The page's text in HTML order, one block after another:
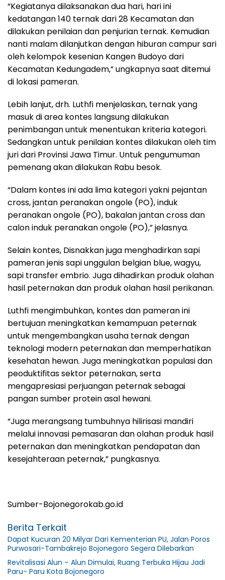
“Kegiatanya dilaksanakan dua hari, hari ini
kedatangan 140 ternak dari 28 Kecamatan dan
dilakukan penilaian dan penjurian ternak. Kemudian
nanti malam dilanjutkan dengan hiburan campur sari
oleh kelompok kesenian Kangen Budoyo dari
Kecamatan Kedungadem,” ungkapnya saat ditemui
di lokasi pameran.
Lebih lanjut, drh. Luthfi menjelaskan, ternak yang
masuk di area kontes langsung dilakukan
penimbangan untuk menentukan kriteria kategori.
Sedangkan untuk penilaian kontes dilakukan oleh tim
juri dari Provinsi Jawa Timur. Untuk pengumuman
pemenang akan dilakukan Rabu besok.
“Dalam kontes ini ada lima kategori yakni pejantan
cross, jantan peranakan ongole (PO), induk
peranakan ongole (PO), bakalan jantan cross dan
calon induk peranakan ongole (PO),” jelasnya.
Selain kontes, Disnakkan juga menghadirkan sapi
pameran jenis sapi unggulan belgian blue, wagyu,
sapi transfer embrio. Juga dihadirkan produk olahan
hasil peternakan dan produk olahan hasil perikanan.
Luthfi mengimbuhkan, kontes dan pameran ini
bertujuan meningkatkan kemampuan peternak
untuk mengembangkan usaha ternak dengan
teknologi modern peternakan dan memperhatikan
kesehatan hewan. Juga meningkatkan populasi dan
peoduktifitas sektor peternakan, serta
mengapresiasi perjuangan peternak sebagai
pangan sumber protein asal hewani.
“Juga merangsang tumbuhnya hilirisasi mandiri
melalui innovasi pemasaran dan olahan produk hasil
peternakan dan meningkatkan pendapatan dan
kesejahteraan peternak,” pungkasnya.
Sumber-Bojonegorokab.go.id
Berita Terkait
Dapat Kucuran 20 Milyar Dari Kementerian PU, Jalan Poros
Purwosari-Tambakrejo Bojonegoro Segera Dilebarkan
Revitalisasi Alun – Alun Dimulai, Ruang Terbuka Hijau Jadi
Paru- Paru Kota Bojonegoro